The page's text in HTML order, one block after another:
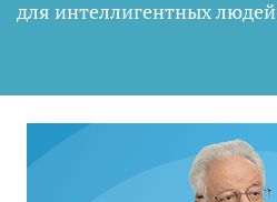
для интеллигентных людей